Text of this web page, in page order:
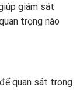
giám sát
trọng nào
quan sát trong